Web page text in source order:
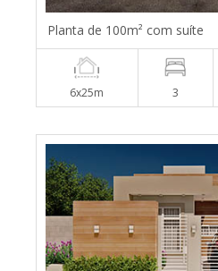
Planta de 100m² com suíte
6x25m 3